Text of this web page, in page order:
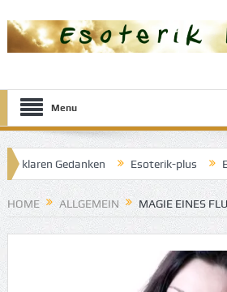
Menu
klaren Gedanken Esoterik-plus
der guten Träume
HOME ALLGEMEIN MAGIE EINES